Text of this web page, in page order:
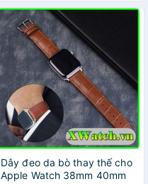
Dây đeo da bò thay thế cho
Apple Watch 38mm 40mm